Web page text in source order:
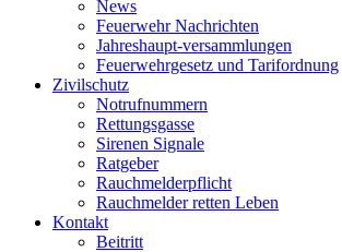
News
Feuerwehr Nachrichten
Jahreshaupt-versammlungen
Feuerwehrgesetz und Tarifordnung
Zivilschutz
Notrufnummern
Rettungsgasse
Sirenen Signale
Ratgeber
Rauchmelderpflicht
Rauchmelder retten Leben
Kontakt
Beitritt